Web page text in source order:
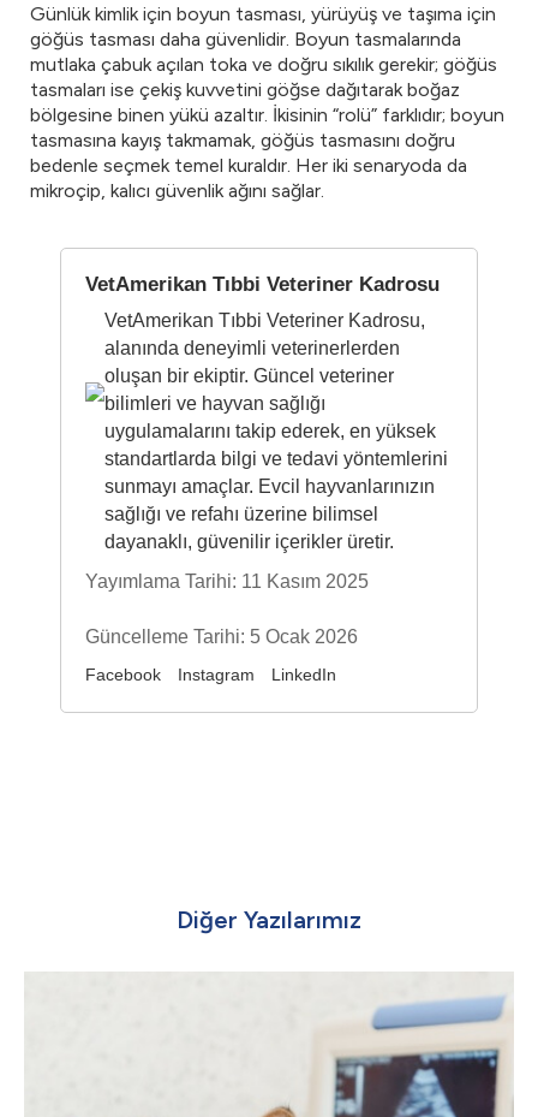
Günlük kimlik için boyun tasması, yürüyüş ve taşıma için
göğüs tasması daha güvenlidir. Boyun tasmalarında
mutlaka çabuk açılan toka ve doğru sıkılık gerekir; göğüs
tasmaları ise çekiş kuvvetini göğse dağıtarak boğaz
bölgesine binen yükü azaltır. İkisinin “rolü” farklıdır; boyun
tasmasına kayış takmamak, göğüs tasmasını doğru
bedenle seçmek temel kuraldır. Her iki senaryoda da
mikroçip, kalıcı güvenlik ağını sağlar.
VetAmerikan Tıbbi Veteriner Kadrosu
VetAmerikan Tıbbi Veteriner Kadrosu,
alanında deneyimli veterinerlerden
oluşan bir ekiptir. Güncel veteriner
bilimleri ve hayvan sağlığı
uygulamalarını takip ederek, en yüksek
standartlarda bilgi ve tedavi yöntemlerini
sunmayı amaçlar. Evcil hayvanlarınızın
sağlığı ve refahı üzerine bilimsel
dayanaklı, güvenilir içerikler üretir.
Yayımlama Tarihi: 11 Kasım 2025
Güncelleme Tarihi: 5 Ocak 2026
Facebook Instagram LinkedIn
Diğer Yazılarımız